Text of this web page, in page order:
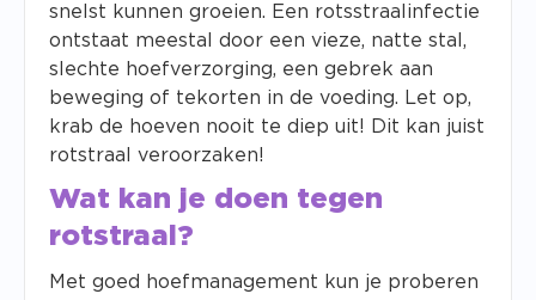
snelst kunnen groeien. Een rotsstraalinfectie
ontstaat meestal door een vieze, natte stal,
slechte hoefverzorging, een gebrek aan
beweging of tekorten in de voeding. Let op,
krab de hoeven nooit te diep uit! Dit kan juist
rotstraal veroorzaken!
Wat kan je doen tegen
rotstraal?
Met goed hoefmanagement kun je proberen